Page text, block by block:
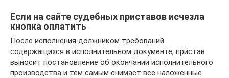
Если на сайте судебных приставов исчезла
кнопка оплатить
После исполнения должником требований
содержащихся в исполнительном документе, пристав
выносит постановление об окончании исполнительного
производства и тем самым снимает все наложенные